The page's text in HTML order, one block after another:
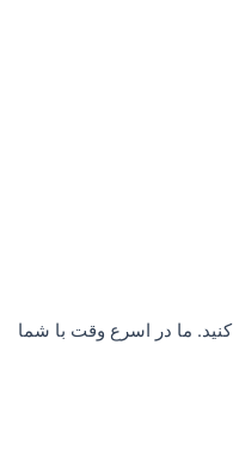
ما در اسرع وقت با شما